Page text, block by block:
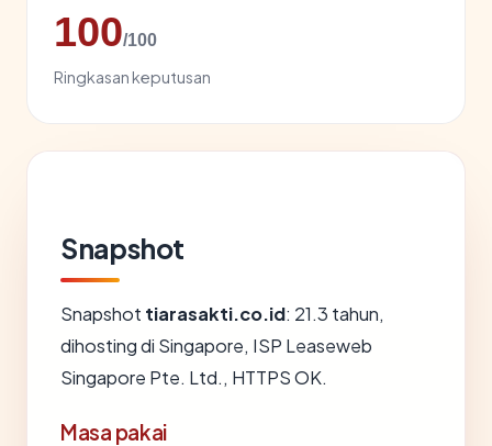
100/100
Ringkasan keputusan
Snapshot
Snapshot tiarasakti.co.id: 21.3 tahun,
dihosting di Singapore, ISP Leaseweb
Singapore Pte. Ltd., HTTPS OK.
Masa pakai